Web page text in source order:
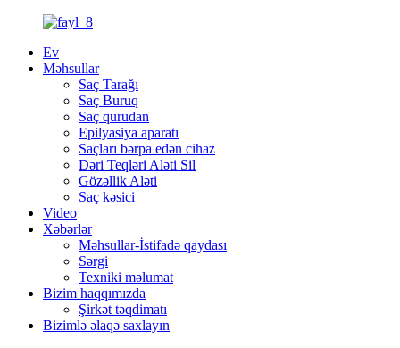
Ev
Məhsullar
Saç Tarağı
Saç Buruq
Saç qurudan
Epilyasiya aparatı
Saçları bərpa edən cihaz
Dəri Teqləri Aləti Sil
Gözəllik Aləti
Saç kəsici
Video
Xəbərlər
Məhsullar-İstifadə qaydası
Sərgi
Texniki məlumat
Bizim haqqımızda
Şirkət təqdimatı
Bizimlə əlaqə saxlayın